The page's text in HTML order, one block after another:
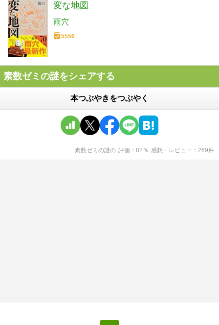
変な地図
雨穴
5556
素数ゼミの謎をシェアする
本つぶやきをつぶやく
素数ゼミの謎の 評価 82 ％ 感想・レビュー 269件